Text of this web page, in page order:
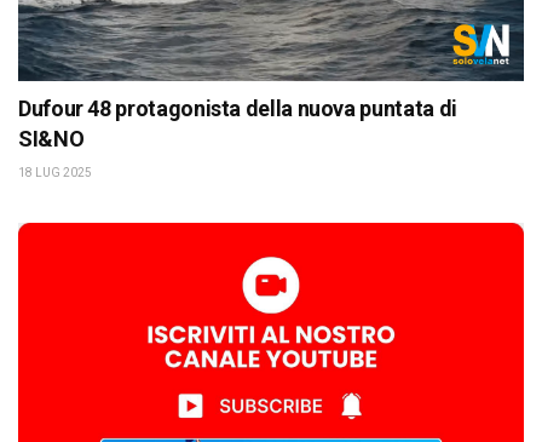
Dufour 48 protagonista della nuova puntata di
SI&NO
18 LUG 2025